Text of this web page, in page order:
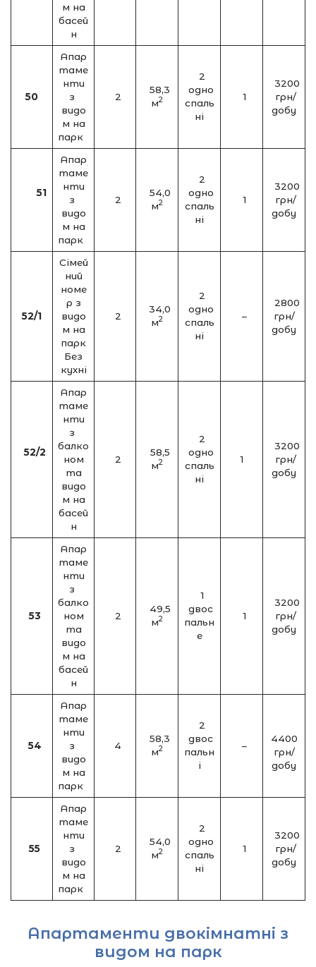
м на
басей
н
50
Апар
таме
нти
з
видо
м на
парк
2
58,3
м2
2
одно
спаль
ні
1
3200
грн/
добу
51
Апар
таме
нти
з
видо
м на
парк
2
54,0
м2
2
одно
спаль
ні
1
3200
грн/
добу
52/1
Сімей
ний
номе
р з
видо
м на
парк
Без
кухні
2
34,0
м2
2
одно
спаль
ні
–
2800
грн/
добу
52/2
Апар
таме
нти
з
балко
ном
та
видо
м на
басей
н
2
58,5
м2
2
одно
спаль
ні
1
3200
грн/
добу
53
Апар
таме
нти
з
балко
ном
та
видо
м на
басей
н
2
49,5
м2
1
двос
пальн
е
1
3200
грн/
добу
54
Апар
таме
нти
з
видо
м на
парк
4
58,3
м2
2
двос
пальн
і
–
4400
грн/
добу
55
Апар
таме
нти
з
видо
м на
парк
2
54,0
м2
2
одно
спаль
ні
1
3200
грн/
добу
Апартаменти двокімнатні з
видом на парк